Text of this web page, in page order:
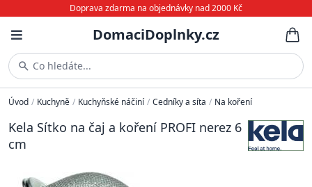
Doprava zdarma na objednávky nad 2000 Kč
DomaciDoplnky.cz
Co hledáte...
Úvod / Kuchyně / Kuchyňské náčiní / Cedníky a síta / Na koření
Kela Sítko na čaj a koření PROFI nerez 6
cm